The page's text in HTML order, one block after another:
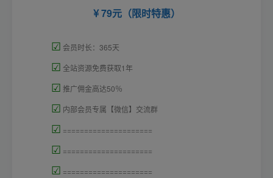
79元（限时特惠）
☑ 会员时长：365天
☑ 全站资源免费获取1年
☑ 推广佣金高达50％
☑ 内部会员专属【微信】交流群
☑ =====================
☑ =====================
☑ =====================